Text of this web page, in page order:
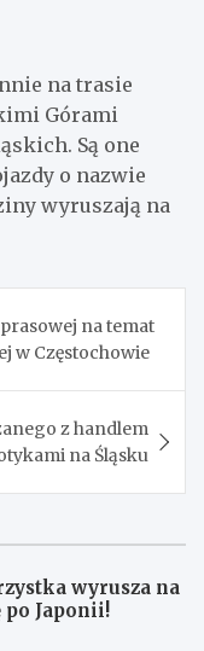
na trasie
Górami
Są one
o nazwie
wyruszają na
na temat
w Częstochowie
z handlem
na Śląsku
wyrusza na
po Japonii!